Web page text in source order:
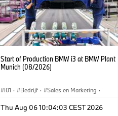
Start of Production BMW i3 at BMW Plant
Munich (08/2026)
I01 · Bedrijf · Sales en Marketing ·
Thu Aug 06 10:04:03 CEST 2026